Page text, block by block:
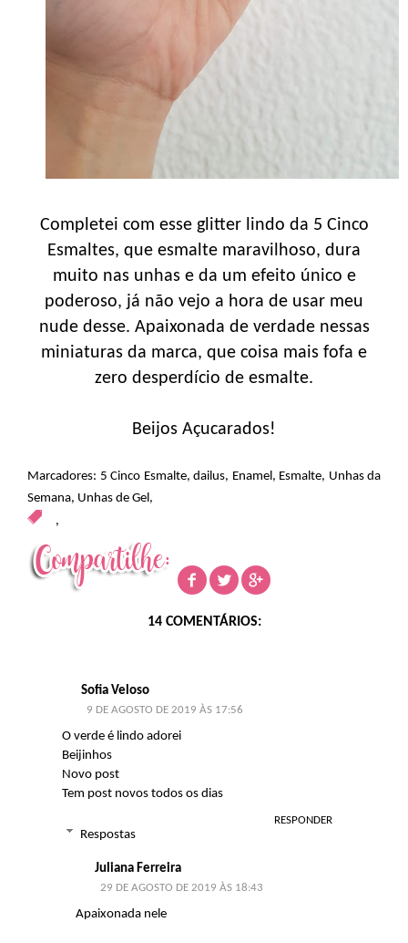
Completei com esse glitter lindo da 5 Cinco
Esmaltes, que esmalte maravilhoso, dura
muito nas unhas e da um efeito único e
poderoso, já não vejo a hora de usar meu
nude desse. Apaixonada de verdade nessas
miniaturas da marca, que coisa mais fofa e
zero desperdício de esmalte.
Beijos Açucarados!
Marcadores: 5 Cinco Esmalte, dailus, Enamel, Esmalte, Unhas da
Semana, Unhas de Gel,
,
14 COMENTÁRIOS:
Sofia Veloso
9 DE AGOSTO DE 2019 ÀS 17:56
O verde é lindo adorei
Beijinhos
Novo post
Tem post novos todos os dias
RESPONDER
Respostas
Juliana Ferreira
29 DE AGOSTO DE 2019 ÀS 18:43
Apaixonada nele